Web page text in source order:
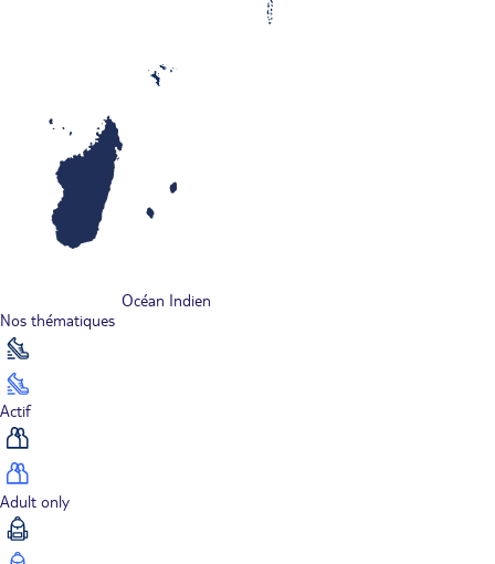
Océan Indien
Nos thématiques
Actif
Adult only